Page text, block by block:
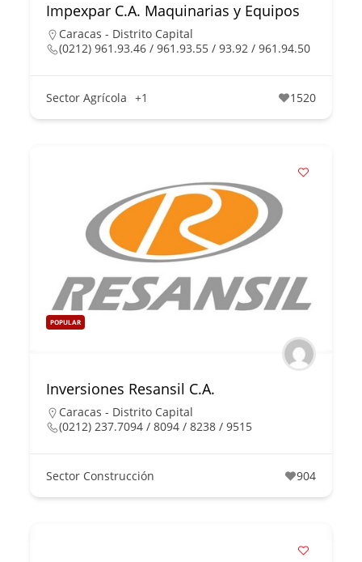
Impexpar C.A. Maquinarias y Equipos
Caracas - Distrito Capital
(0212) 961.93.46 / 961.93.55 / 93.92 / 961.94.50
Sector Agrícola +1 1520
POPULAR
Inversiones Resansil C.A.
Caracas - Distrito Capital
(0212) 237.7094 / 8094 / 8238 / 9515
Sector Construcción 904